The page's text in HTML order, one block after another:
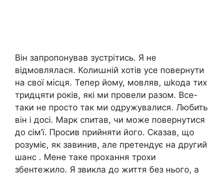
Він запропонував зустрітись. Я не
відмовлялася. Колиաній хотів усе повернути
на свої місця. Тепер йому, мовляв, шkода тих
тридцяти років, які ми провели разом. Все-
таки не просто так ми одружувалися. Любить
він і досі. Марк спитав, чи може повернутися
до сім’ї. Просив прийняти його. Сказав, що
розуміє, як завинив, але претендує на другий
шанс . Мене таке прохання трохи
збентежило. Я звикла до життя без нього, а